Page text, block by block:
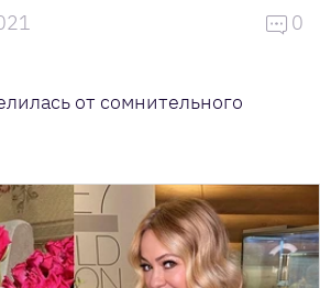
0
от сомнительного